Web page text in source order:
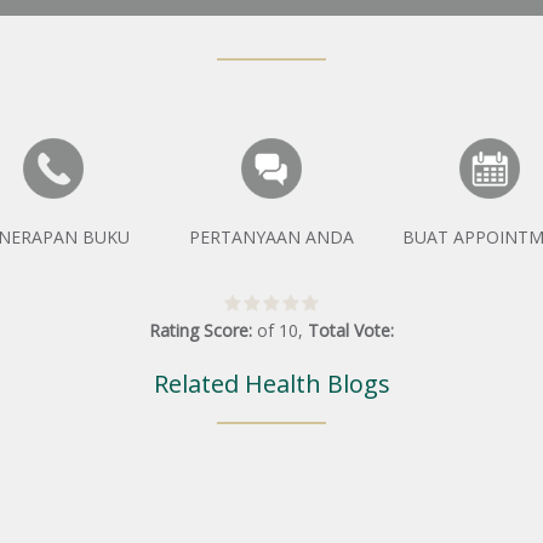
BUKU PERTANYAAN ANDA BUAT
Rating Score: of 10, Total Vote:
Related Health Blogs